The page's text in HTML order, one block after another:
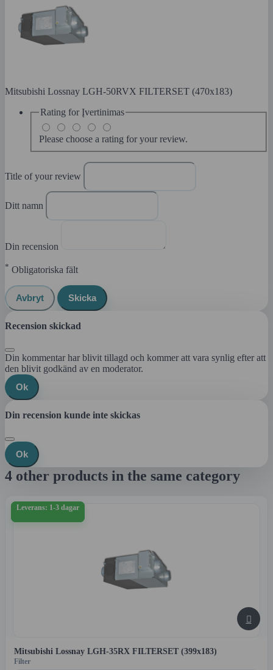
Mitsubishi Lossnay LGH-50RVX FILTERSET (470x183)
Rating for Įvertinimas
Please choose a rating for your review.
Title of your review
Ditt namn
Din recension
* Obligatoriska fält
Avbryt Skicka
Recension skickad
Din kommentar har blivit tillagd och kommer att vara synlig efter att
den blivit godkänd av en moderator.
Ok
Din recension kunde inte skickas
Ok
4 other products in the same category
Leverans: 1-3 dagar

Mitsubishi Lossnay LGH-35RX FILTERSET (399x183)
Filter